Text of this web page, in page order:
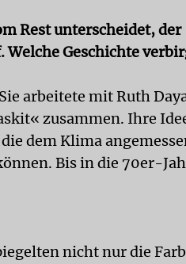
Rest unterscheidet, der
Geschichte
arbeitete mit Ruth
zusammen. Ihre
dem Klima
Bis in die 70er-
nicht nur die